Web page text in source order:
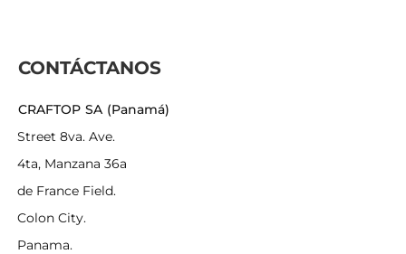
CONTÁCTANOS
CRAFTOP SA (Panamá)
Street 8va. Ave.
4ta, Manzana 36a
de France Field.
Colon City.
Panama.